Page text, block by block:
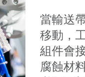
當輸送
移動，
組件會
腐蝕材